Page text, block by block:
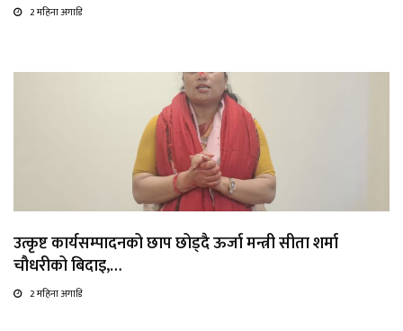
2 महिना अगाडि
उत्कृष्ट कार्यसम्पादनको छाप छोड्दै ऊर्जा मन्त्री सीता शर्मा
चौधरीको बिदाइ,…
2 महिना अगाडि